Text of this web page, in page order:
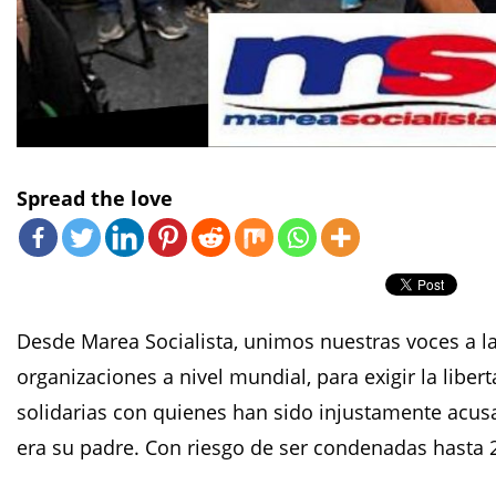
Spread the love
Desde Marea Socialista, unimos nuestras voces a
organizaciones a nivel mundial, para exigir la
solidarias con quienes han sido injustamente
era su padre. Con riesgo de ser condenadas hasta